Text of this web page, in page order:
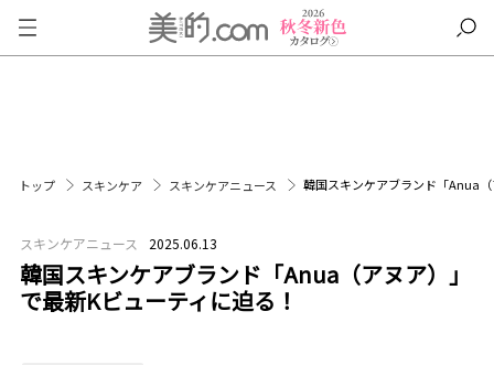
トップ スキンケア スキンケアニュース 韓国スキンケアブランド「Anua
スキンケアニュース 2025.06.13
韓国スキンケアブランド「Anua（アヌア）」
で最新Kビューティに迫る！